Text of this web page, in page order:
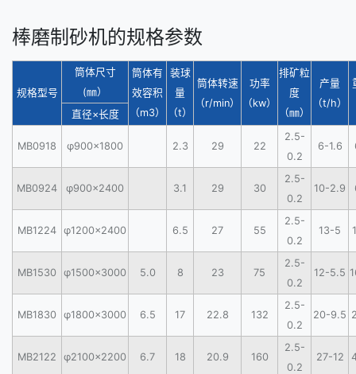
棒磨制砂机的规格参数
规格型号
筒体尺寸
(㎜）
筒体有
效容积
（m3）
装球
量
（t）
筒体转速
（r/min）
功率
（kw）
排矿粒
度
（㎜）
产量
（t/h）
直径×长度
MB0918 φ900×1800 2.3 29 22
2.5-
0.2
6-1.6
MB0924 φ900×2400 3.1 29 30
2.5-
0.2
10-2.9
MB1224 φ1200×2400 6.5 27 55
2.5-
0.2
13-5
MB1530 φ1500×3000 5.0 8 23 75
2.5-
0.2
12-5.5
MB1830 φ1800×3000 6.5 17 22.8 132
2.5-
0.2
20-9.5
MB2122 φ2100×2200 6.7 18 20.9 160
2.5-
0.2
27-12